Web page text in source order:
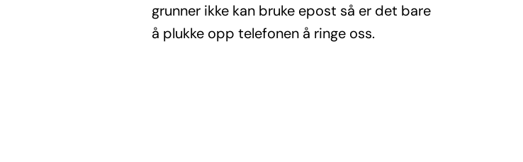
grunner ikke kan bruke epost så er det bare
å plukke opp telefonen å ringe oss.